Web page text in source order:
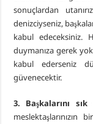
sonuçlardan
denizciyseniz,
kabul edeceksiniz.
duymanıza gerek
kabul ederseniz
güvenecektir.
3. Başkalarını sık
meslektaşlarınızın